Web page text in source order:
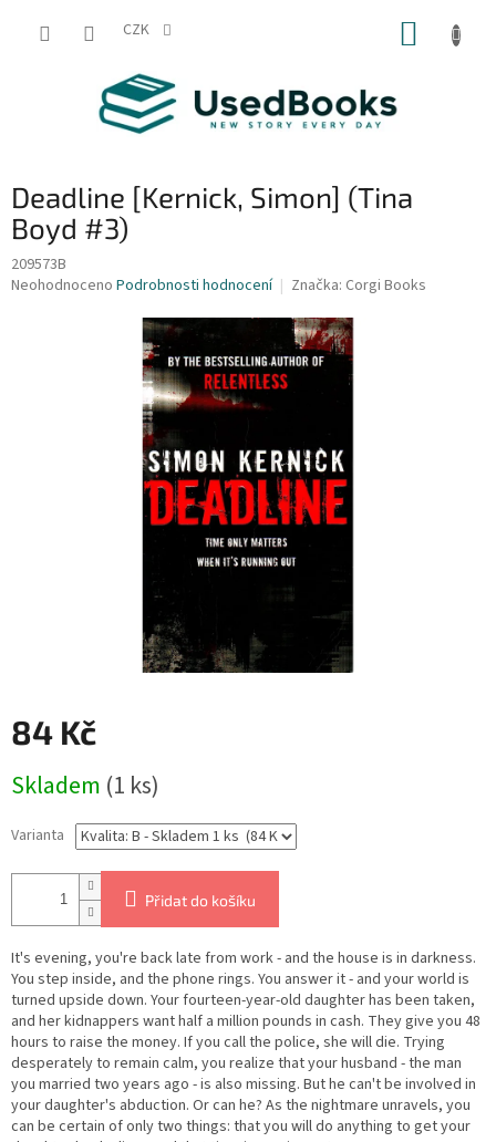
CZK
Deadline [Kernick, Simon] (Tina
Boyd #3)
209573B
Průměrné
Neohodnoceno Podrobnosti hodnocení Značka: Corgi Books
84 Kč
cena:
Skladem (1 ks)
Varianta
Přidat do košíku
It's evening, you're back late from work - and the house is in darkness.
You step inside, and the phone rings. You answer it - and your world is
turned upside down. Your fourteen-year-old daughter has been taken,
and her kidnappers want half a million pounds in cash. They give you 48
hours to raise the money. If you call the police, she will die. Trying
desperately to remain calm, you realize that your husband - the man
you married two years ago - is also missing. But he can't be involved in
your daughter's abduction. Or can he? As the nightmare unravels, you
can be certain of only two things: that you will do anything to get your